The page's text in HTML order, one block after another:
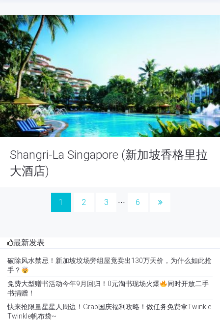
Shangri-La Singapore (新加坡香格里拉
大酒店)
1 2 3 ⋅⋅⋅ 6
最新发表
破除风水禁忌！新加坡坟场旁组屋竟卖出130万天价，为什么如此抢
手？
免费大型赠书活动今年9月回归！0元淘书现场火爆
同时开放二手
书捐赠！
快来抢限量星星人周边！Grab国庆福利攻略！做任务免费拿Twinkle
Twinkle帆布袋~